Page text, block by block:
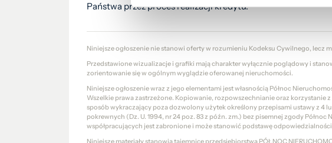
Państwa przez proces realizacji kredytu.
Niniejsze ogłoszenie nie stanowi oferty w rozumieniu Kodeksu Cywilnego, lecz
Przedstawione wizualizacje i grafiki mają charakter wyłącznie poglądowy i
zorientowanie się w ogólnym wyglądzie oferowanej nieruchomości.
Niniejsze ogłoszenie wraz z jego elementami jest własnością Północ
Wszelkie prawa zastrzeżone. Kopiowanie, rozpowszechnianie oraz korzystanie
sposób wykraczający poza dozwolony użytek określony przepisami ustawy z 4
pokrewnych (Dz. U. 1994, nr 24 poz. 83 z późn. zm.) bez pisemnej zgody
współpracujących jest zabronione i może stanowić podstawę
Niniejsze materiały stanowią tajemnicę przedsiębiorstwa PÓŁNOC